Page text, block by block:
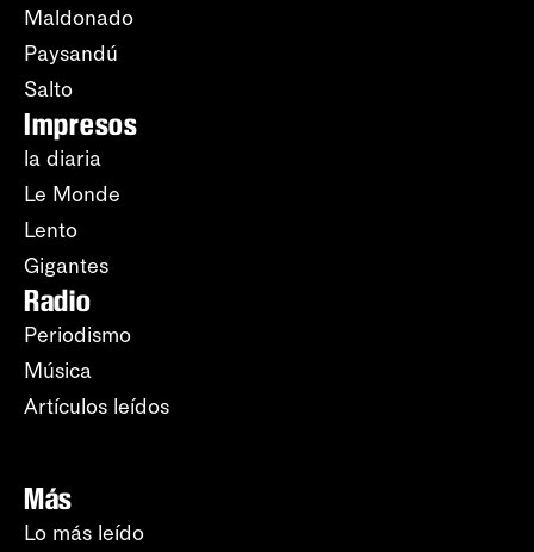
Maldonado
Paysandú
Salto
Impresos
la diaria
Le Monde
Lento
Gigantes
Radio
Periodismo
Música
Artículos leídos
Más
Lo más leído